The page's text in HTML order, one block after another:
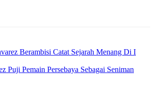
Berambisi Catat Sejarah Menang Di I
Puji Pemain Persebaya Sebagai Seniman